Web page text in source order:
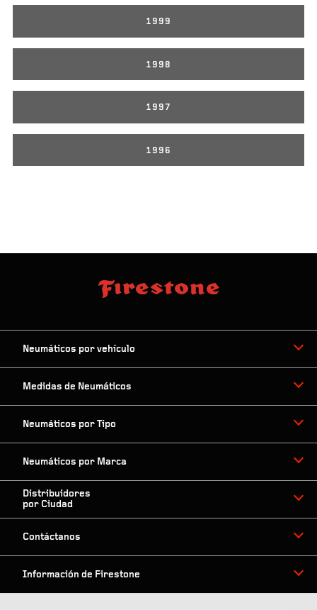
1999
1998
1997
1996
Neumáticos por vehículo
Medidas de Neumáticos
Neumáticos por Tipo
Neumáticos por Marca
Distribuidores
por Ciudad
Contáctanos
Información de Firestone